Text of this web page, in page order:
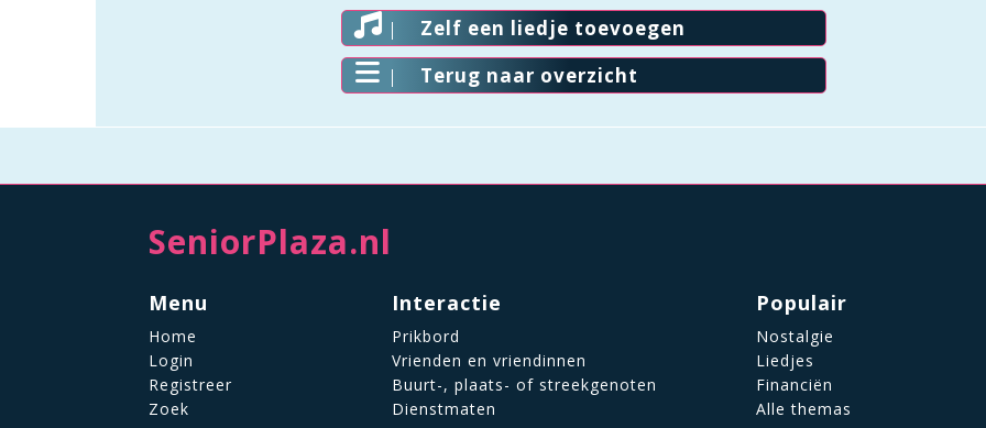
Zelf een liedje toevoegen
Terug naar overzicht
SeniorPlaza.nl
Menu
Home
Login
Registreer
Zoek
Interactie
Prikbord
Vrienden en vriendinnen
Buurt-, plaats- of streekgenoten
Dienstmaten
Populair
Nostalgie
Liedjes
Financiën
Alle themas